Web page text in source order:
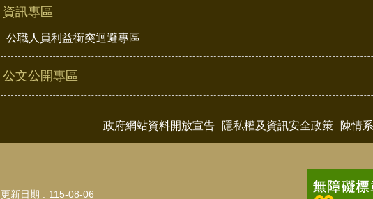
資訊專區
公職人員利益衝突迴避專區
公文公開專區
政府網站資料開放宣告 隱私權及資訊安全政策 陳情
更新日期 115-08-06